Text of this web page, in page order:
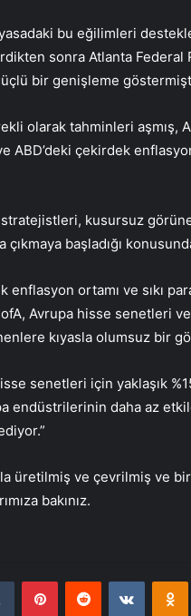
bu eğilimleri
sonra Atlanta Federal
bir genişleme
olarak tahminleri aşmış,
çekirdek
kusursuz
başladığı
ortamı ve sıkı
Avrupa hisse senetleri
kıyasla olumsuz bir
senetleri için yaklaşık
endüstrilerinin daha az
üretilmiş ve çevrilmiş ve
bakınız.
Tumblr PinterestReddit